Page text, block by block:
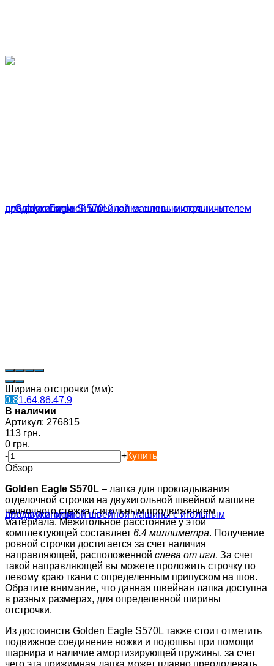
Ширина отстрочки (мм):
0.81.64.86.47.9
В наличии
Артикул: 276815
113 грн.
0 грн.
-
+Купить
Обзор
Golden Eagle S570L – лапка для прокладывания
отделочной строчки на двухигольной швейной машине
челночного стежка с игольным продвижением
материала. Межигольное расстояние у этой
комплектующей составляет 6.4 миллиметра. Получение
ровной строчки достигается за счет наличия
направляющей, расположенной слева от игл. За счет
такой направляющей вы можете проложить строчку по
левому краю ткани с определенным припуском на шов.
Обратите внимание, что данная швейная лапка доступна
в разных размерах, для определенной ширины
отстрочки.
Из достоинств Golden Eagle S570L также стоит отметить
подвижное соединение ножки и подошвы при помощи
шарнира и наличие амортизирующей пружины, за счет
чего эта прижимная лапка может плавно преодолевать